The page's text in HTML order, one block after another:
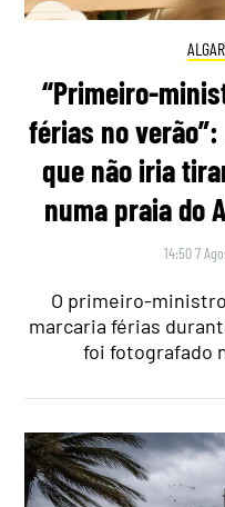
“Primeiro-
férias no
que não iria
numa praia do
14:50 7
O primeiro-
marcaria férias
foi fotografado